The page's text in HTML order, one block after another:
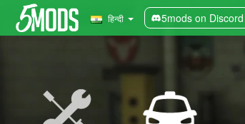
हिन्दी 5mods on Discord